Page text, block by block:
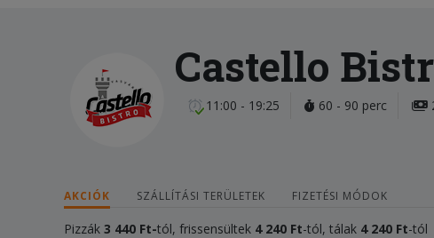
Castello
11:00 - 19:25 60 - 90 perc
AKCIÓK SZÁLLÍTÁSI TERÜLETEK FIZETÉSI MÓDOK
Pizzák 3 440 Ft-tól, frissensültek 4 240 Ft-tól, tálak 4 240 Ft-tól